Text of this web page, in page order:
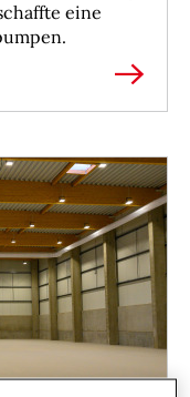
eine